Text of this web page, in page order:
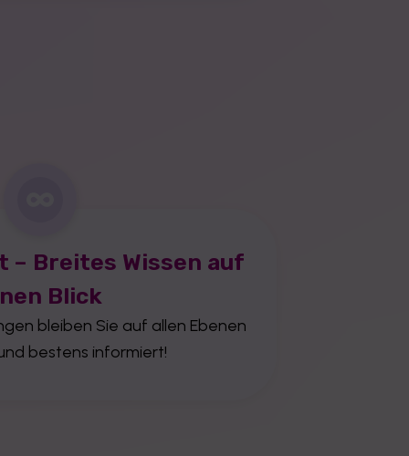
– Breites Wissen auf
Blick
bleiben Sie auf allen Ebenen
bestens informiert!